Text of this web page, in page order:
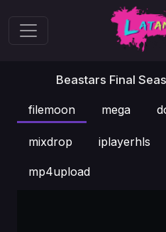
Beastars Final
filemoon mega
mixdrop iplayerhls
mp4upload